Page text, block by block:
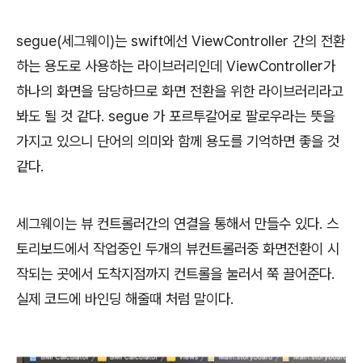
segue(세그웨이)는 swift에선 ViewController 간의 전환
하는 용도로 사용하는 라이브러리인데 ViewController가
하나의 화면을 담당하므로 화면 전환을 위한 라이브러리라고
봐도 될 것 같다. segue 가 포르투갈어로 팔로우라는 뜻을
가지고 있으니 단어의 의미와 함께 용도를 기억하면 좋을 것
같다.
세그웨이는 뷰 컨트롤러간의 연결을 통해서 만들수 있다. 스
토리보드에서 작업중인 두개의 뷰컨트롤러중 화면전환이 시
작되는 곳에서 도착지점까지 컨트롤을 눌러서 쭉 끌어준다.
실제 코드에 바인딩 해줄때 처럼 말이다.